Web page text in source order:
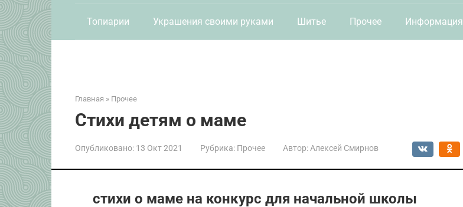
Топиарии Украшения своими руками Шитье Прочее Информация
Главная » Прочее
Стихи детям о маме
Опубликовано: 13 Окт 2021 Рубрика: Прочее Автор: Алексей Смирнов
стихи о маме на конкурс для начальной школы